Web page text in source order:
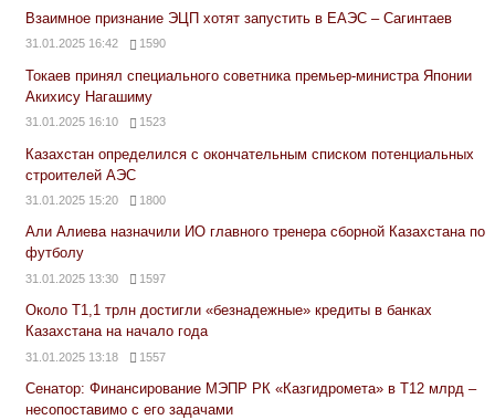
Взаимное признание ЭЦП хотят запустить в ЕАЭС – Сагинтаев
31.01.2025 16:42 1590
Токаев принял специального советника премьер-министра Японии
Акихису Нагашиму
31.01.2025 16:10 1523
Казахстан определился с окончательным списком потенциальных
строителей АЭС
31.01.2025 15:20 1800
Али Алиева назначили ИО главного тренера сборной Казахстана по
футболу
31.01.2025 13:30 1597
Около Т1,1 трлн достигли «безнадежные» кредиты в банках
Казахстана на начало года
31.01.2025 13:18 1557
Сенатор: Финансирование МЭПР РК «Казгидромета» в Т12 млрд –
несопоставимо с его задачами